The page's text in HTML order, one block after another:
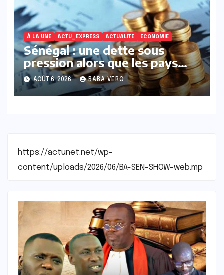
À LA UNE ACTU_EXPRESS ACTUALITE ECONOMIE
Sénégal : une dette sous
pression alors que les pays
voisins amorcent leur
redressement
AOÛT 6, 2026 BABA VERO
https://actunet.net/wp-
content/uploads/2026/06/BA-SEN-SHOW-web.mp